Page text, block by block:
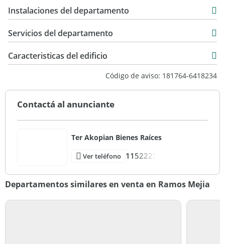
USD 129.000
78 m2
Instalaciones del departamento
Servicios del departamento
Caracteristicas del edificio
50
Código de aviso: 181764-6418234
Contactá al anunciante
Ter Akopian Bienes Raíces
Ver teléfono 1152225
Departamentos similares en venta en Ramos Mejia